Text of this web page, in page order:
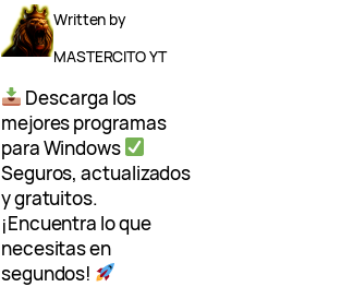
Written by
MASTERCITO YT
Descarga los
mejores programas
para Windows
Seguros, actualizados
y gratuitos.
¡Encuentra lo que
necesitas en
segundos!